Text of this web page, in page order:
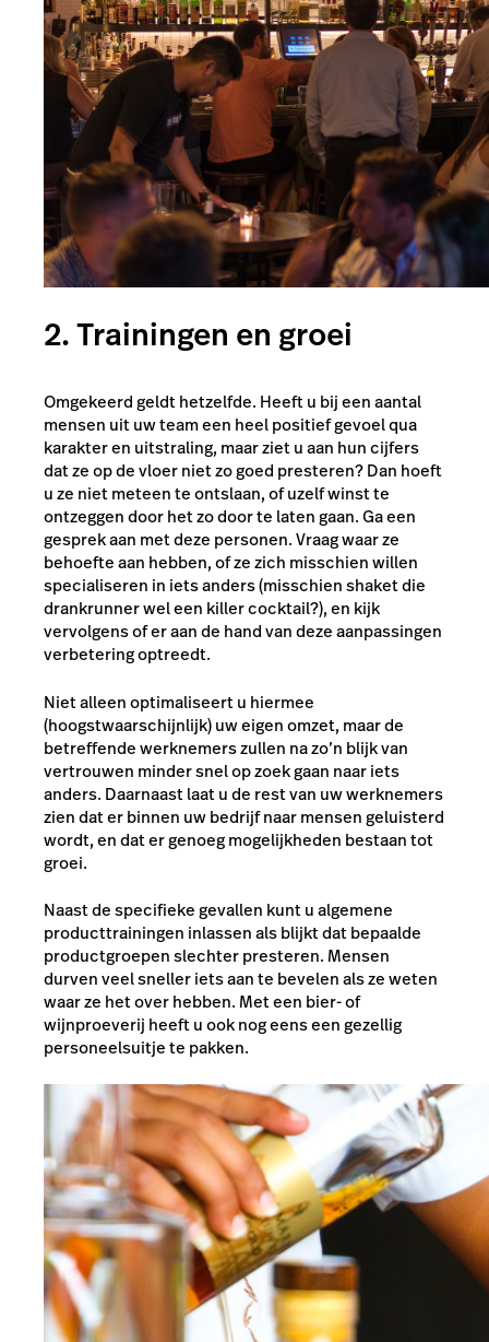
2. Trainingen en groei
Omgekeerd geldt hetzelfde. Heeft u bij een aantal
mensen uit uw team een heel positief gevoel qua
karakter en uitstraling, maar ziet u aan hun cijfers
dat ze op de vloer niet zo goed presteren? Dan hoeft
u ze niet meteen te ontslaan, of uzelf winst te
ontzeggen door het zo door te laten gaan. Ga een
gesprek aan met deze personen. Vraag waar ze
behoefte aan hebben, of ze zich misschien willen
specialiseren in iets anders (misschien shaket die
drankrunner wel een killer cocktail?), en kijk
vervolgens of er aan de hand van deze aanpassingen
verbetering optreedt.
Niet alleen optimaliseert u hiermee
(hoogstwaarschijnlijk) uw eigen omzet, maar de
betreffende werknemers zullen na zo’n blijk van
vertrouwen minder snel op zoek gaan naar iets
anders. Daarnaast laat u de rest van uw werknemers
zien dat er binnen uw bedrijf naar mensen geluisterd
wordt, en dat er genoeg mogelijkheden bestaan tot
groei.
Naast de specifieke gevallen kunt u algemene
producttrainingen inlassen als blijkt dat bepaalde
productgroepen slechter presteren. Mensen
durven veel sneller iets aan te bevelen als ze weten
waar ze het over hebben. Met een bier- of
wijnproeverij heeft u ook nog eens een gezellig
personeelsuitje te pakken.